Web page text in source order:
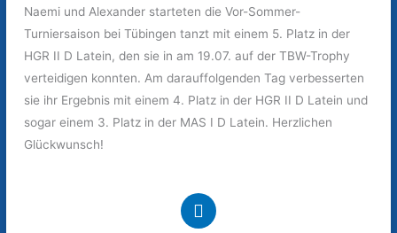
Naemi und Alexander starteten die Vor-Sommer-
Turniersaison bei Tübingen tanzt mit einem 5. Platz in der
HGR II D Latein, den sie in am 19.07. auf der TBW-Trophy
verteidigen konnten. Am darauffolgenden Tag verbesserten
sie ihr Ergebnis mit einem 4. Platz in der HGR II D Latein und
sogar einem 3. Platz in der MAS I D Latein. Herzlichen
Glückwunsch!